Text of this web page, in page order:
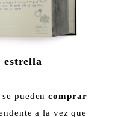
estrella
se puedencomprar
a la vez que